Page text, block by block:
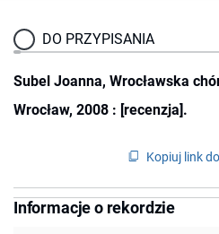
DO PRZYPISANIA
Subel Joanna, Wrocławska
Wrocław, 2008 : [recenzja].
Kopiuj link
Informacje o rekordzie